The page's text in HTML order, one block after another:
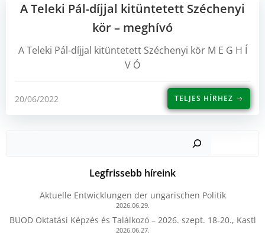
A Teleki Pál-díjjal kitüntetett Széchenyi
kör – meghívó
A Teleki Pál-díjjal kitüntetett Széchenyi kör M E G H Í
V Ó
20/06/2022 TELJES HÍRHEZ
Legfrissebb híreink
Aktuelle Entwicklungen der ungarischen Politik
2026.06.29.
BUOD Oktatási Képzés és Találkozó – 2026. szept. 18-20., Kastl
2026.06.27.